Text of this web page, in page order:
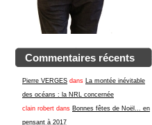
Commentaires récents
Pierre VERGES dans La montée inévitable
des océans : la NRL concernée
clain robert dans Bonnes fêtes de Noël… en
pensant à 2017